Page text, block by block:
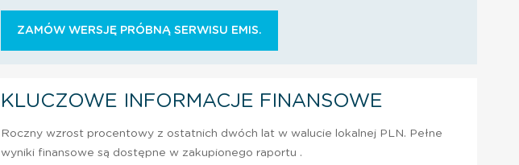
ZAMÓW WERSJĘ PRÓBNĄ SERWISU EMIS.
KLUCZOWE INFORMACJE FINANSOWE
Roczny wzrost procentowy z ostatnich dwóch lat w walucie lokalnej PLN. Pełne
wyniki finansowe są dostępne w zakupionego raportu .